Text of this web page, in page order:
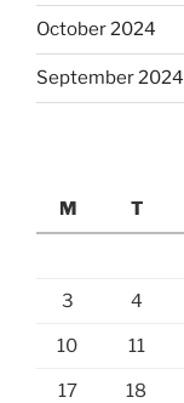
October 2024
September 2024
M
T
3 4
10 11
17 18